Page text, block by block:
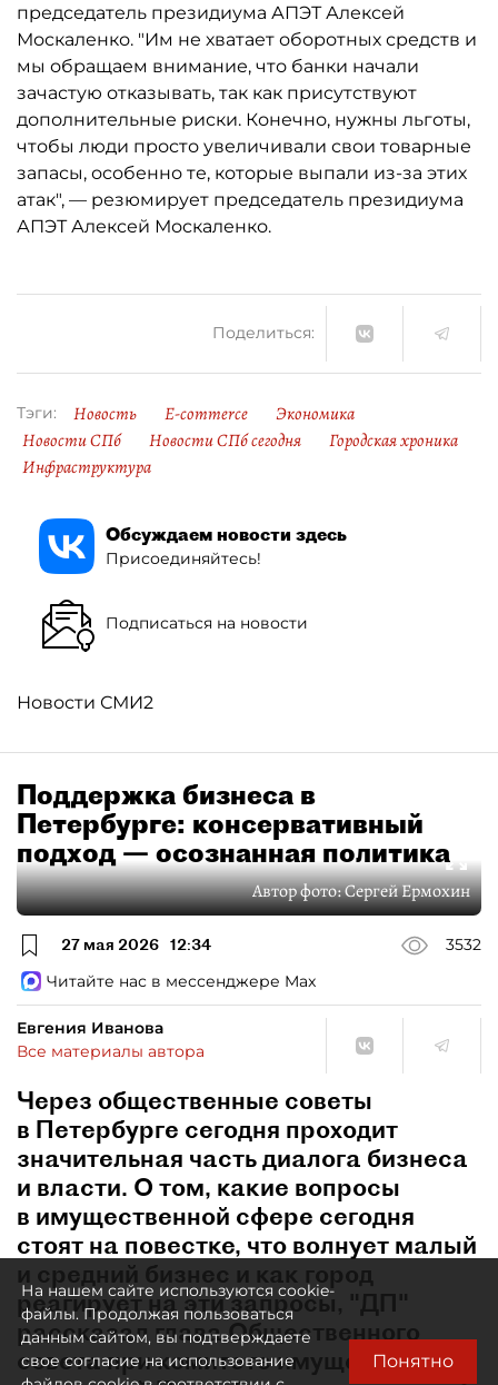
председатель президиума АПЭТ Алексей
Москаленко. "Им не хватает оборотных средств и
мы обращаем внимание, что банки начали
зачастую отказывать, так как присутствуют
дополнительные риски. Конечно, нужны льготы,
чтобы люди просто увеличивали свои товарные
запасы, особенно те, которые выпали из-за этих
атак", — резюмирует председатель президиума
АПЭТ Алексей Москаленко.
Поделиться:
Тэги: Новость E-commerce
Экономика
Новости СПб
Новости СПб сегодня
Городская хроника
Инфраструктура
Обсуждаем новости здесь
Присоединяйтесь!
Подписаться на новости
Новости СМИ2
Поддержка бизнеса в
Петербурге: консервативный
подход — осознанная политика
Автор фото:Сергей Ермохин
27 мая 2026 12:34
3532
Читайте нас в мессенджере Max
Евгения Иванова
Все материалы автора
Через общественные советы
в Петербурге сегодня проходит
значительная часть диалога бизнеса
и власти. О том, какие вопросы
в имущественной сфере сегодня
стоят на повестке, что волнует малый
и средний бизнес и как город
реагирует на эти запросы, "ДП"
рассказал глава Общественного
совета при комитете имущественных
На нашем сайте используются cookie-
файлы. Продолжая пользоваться
данным сайтом, вы подтверждаете
свое согласие на использование
Понятно